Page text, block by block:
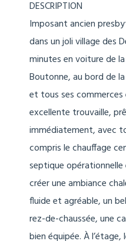
DESCRIPTION
Imposant ancien
dans un joli village des
minutes en voiture de
Boutonne, au bord de
et tous ses commerces
excellente trouvaille,
immédiatement, avec
compris le chauffage
septique
créer une ambiance
fluide et agréable, un
rez-de-chaussée, une
bien équipée. À l’étage,